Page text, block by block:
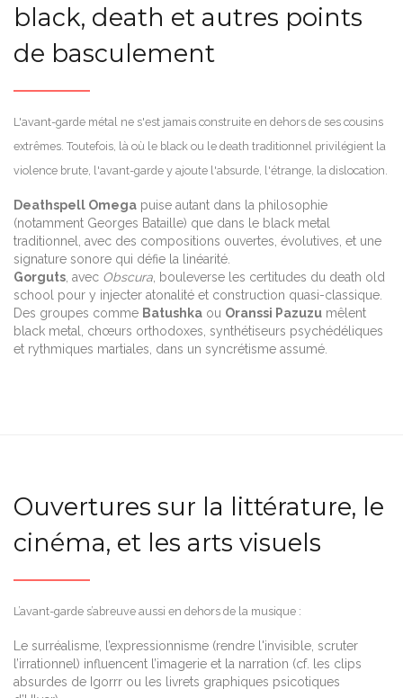
black, death et autres points
de basculement
L'avant-garde métal ne s'est jamais construite en dehors de ses cousins
extrêmes. Toutefois, là où le black ou le death traditionnel privilégient la
violence brute, l'avant-garde y ajoute l'absurde, l'étrange, la dislocation.
Deathspell Omega puise autant dans la philosophie
(notamment Georges Bataille) que dans le black metal
traditionnel, avec des compositions ouvertes, évolutives, et une
signature sonore qui défie la linéarité.
Gorguts , avec Obscura , bouleverse les certitudes du death old
school pour y injecter atonalité et construction quasi-classique.
Des groupes comme Batushka ou Oranssi Pazuzu mêlent
black metal, chœurs orthodoxes, synthétiseurs psychédéliques
et rythmiques martiales, dans un syncrétisme assumé.
Ouvertures sur la littérature, le
cinéma, et les arts visuels
L’avant-garde s’abreuve aussi en dehors de la musique :
Le surréalisme, l’expressionnisme (rendre l'invisible, scruter
l’irrationnel) influencent l’imagerie et la narration (cf. les clips
absurdes de Igorrr ou les livrets graphiques psicotiques